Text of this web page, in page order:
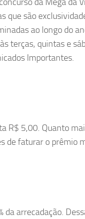
que são
ao longo do
terças, quintas e
Importantes.
R$ 5,00. Quanto
de faturar o prêmio
da arrecadação.